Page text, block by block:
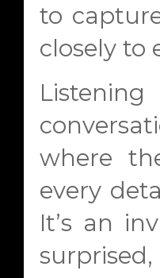
to
closely to
where
every
It’s an